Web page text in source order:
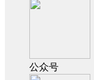
公众号